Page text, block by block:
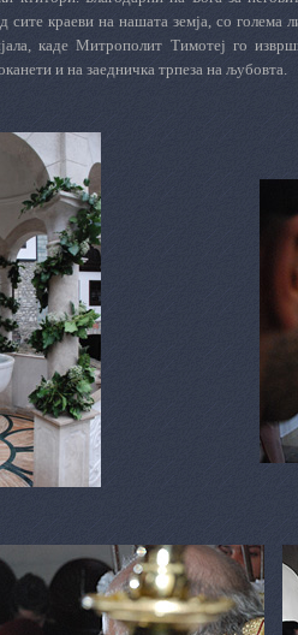
краеви на нашата земја, со голема
каде Митрополит Тимотеј го
и на заедничка трпеза на љубовта.